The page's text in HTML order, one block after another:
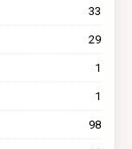
33
29
1
1
98